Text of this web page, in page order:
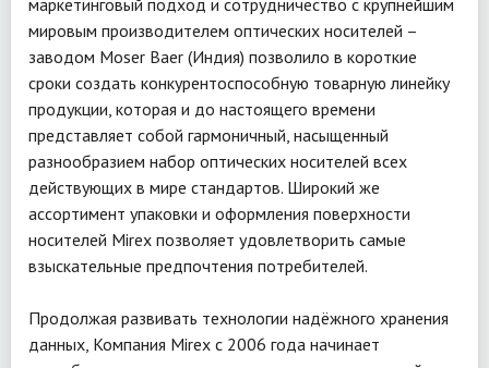
маркетинговый подход и сотрудничество с крупнейшим
мировым производителем оптических носителей –
заводом Moser Baer (Индия) позволило в короткие
сроки создать конкурентоспособную товарную линейку
продукции, которая и до настоящего времени
представляет собой гармоничный, насыщенный
разнообразием набор оптических носителей всех
действующих в мире стандартов. Широкий же
ассортимент упаковки и оформления поверхности
носителей Mirex позволяет удовлетворить самые
взыскательные предпочтения потребителей.
Продолжая развивать технологии надёжного хранения
данных, Компания Mirex с 2006 года начинает